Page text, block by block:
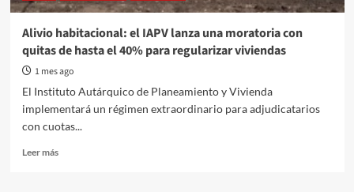
Alivio habitacional: el IAPV lanza una moratoria con
quitas de hasta el 40% para regularizar viviendas
1 mes ago
El Instituto Autárquico de Planeamiento y Vivienda
implementará un régimen extraordinario para adjudicatarios
con cuotas...
Leer másRead